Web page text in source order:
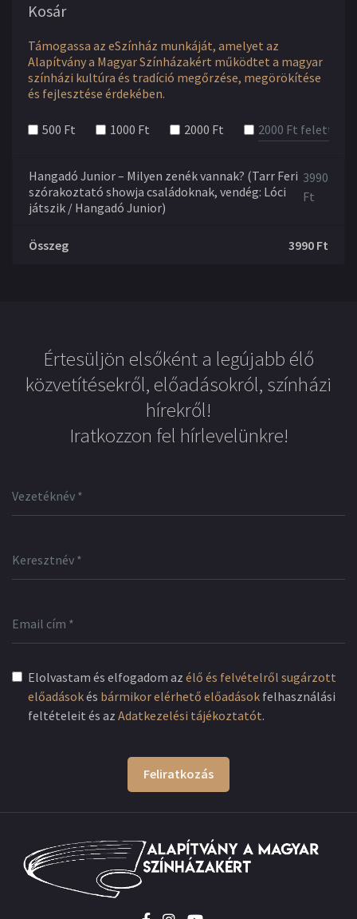
Kosár
Támogassa az eSzínház munkáját, amelyet az
Alapítvány a Magyar Színházakért működtet a magyar
színházi kultúra és tradíció megőrzése, megörökítése
és fejlesztése érdekében.
500 Ft 1000 Ft 2000 Ft
Hangadó Junior – Milyen zenék vannak? (Tarr Feri
szórakoztató showja családoknak, vendég: Lóci
játszik / Hangadó Junior)
3990
Ft
Összeg 3990 Ft
Értesüljön elsőként a legújabb élő
közvetítésekről, előadásokról, színházi
hírekről!
Iratkozzon fel hírlevelünkre!
Elolvastam és elfogadom az élő és felvételről sugárzott
előadásokés bármikor elérhető előadások felhasználási
feltételeit és az Adatkezelési tájékoztatót.
Feliratkozás